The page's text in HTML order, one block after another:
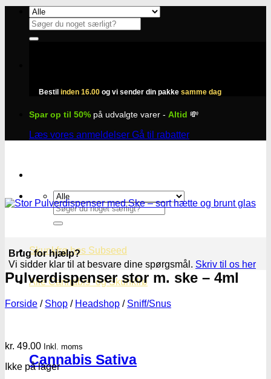
Fortsæt
indhold
Søg
efter:
Bestil inden 16.00 og vi sender din pakke samme dag
Spar op til 50% på udvalgte varer - Altid 💸
Læs vores anmeldelser Gå til rabatter
Søg
efter:
Skunkfrø hos Subseed
Alle Cannabis -og Skunkfrø
Cannabis Sativa
Brug for hjælp?
Vi sidder klar til at besvare dine spørgsmål. Skriv til os her
Pulverdispenser stor m. ske – 4ml
Forside / Shop / Headshop / Sniff/Snus
kr. 49.00 Inkl. moms
Ikke på lager